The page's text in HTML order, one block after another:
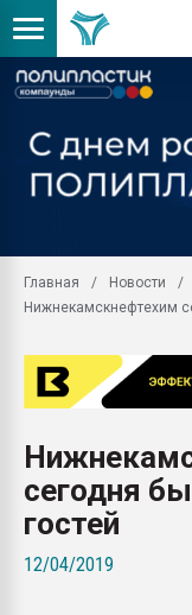
Главная
Новости
Нижнекамскнефтехим
сегодня
гостей
12/04/2019